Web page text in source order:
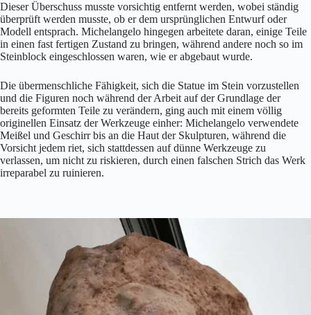
Dieser Überschuss musste vorsichtig entfernt werden, wobei ständig
überprüft werden musste, ob er dem ursprünglichen Entwurf oder
Modell entsprach. Michelangelo hingegen arbeitete daran, einige Teile
in einen fast fertigen Zustand zu bringen, während andere noch so im
Steinblock eingeschlossen waren, wie er abgebaut wurde.
Die übermenschliche Fähigkeit, sich die Statue im Stein vorzustellen
und die Figuren noch während der Arbeit auf der Grundlage der
bereits geformten Teile zu verändern, ging auch mit einem völlig
originellen Einsatz der Werkzeuge einher: Michelangelo verwendete
Meißel und Geschirr bis an die Haut der Skulpturen, während die
Vorsicht jedem riet, sich stattdessen auf dünne Werkzeuge zu
verlassen, um nicht zu riskieren, durch einen falschen Strich das Werk
irreparabel zu ruinieren.